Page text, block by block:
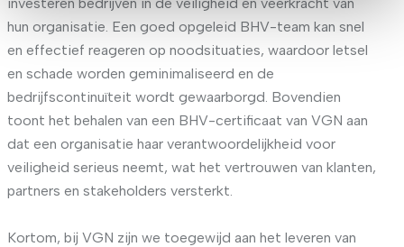
hun organisatie. Een goed opgeleid BHV-team kan snel
en effectief reageren op noodsituaties, waardoor letsel
en schade worden geminimaliseerd en de
bedrijfscontinuïteit wordt gewaarborgd. Bovendien
toont het behalen van een BHV-certificaat van VGN aan
dat een organisatie haar verantwoordelijkheid voor
veiligheid serieus neemt, wat het vertrouwen van klanten,
partners en stakeholders versterkt.
Kortom, bij VGN zijn we toegewijd aan het leveren van